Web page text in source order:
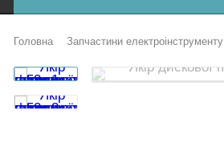
Головна Запчастини електроінструменту